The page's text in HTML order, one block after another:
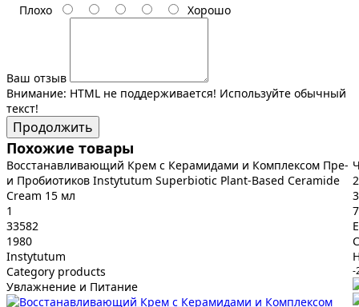
Плохо
Хорошо
Ваш отзыв
Внимание: HTML не поддерживается! Используйте обычный
текст!
Продолжить
Похожие товары
Восстанавливающий Крем с Керамидами и Комплексом Пре-
и Пробиотиков Instytutum Superbiotic Plant-Based Ceramide
Cream 15 мл
1
33582
1980
Instytutum
Category products
Увлажнение и Питание
2
-